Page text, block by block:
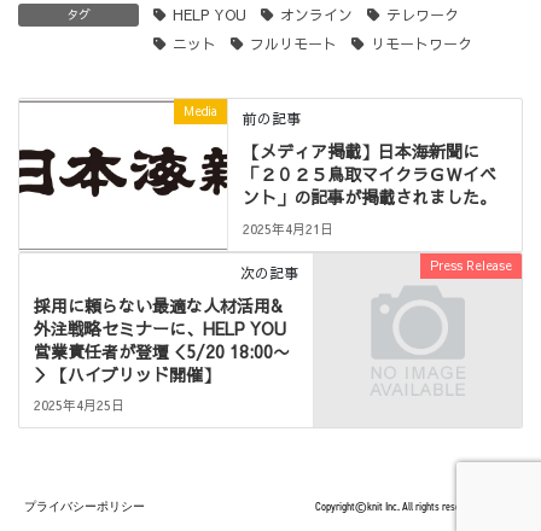
タグ HELP YOU オンライン
テレワーク
ニット
フルリモート リモートワーク
Media 前の記事
【メディア掲載】日本海新聞に
「２０２５鳥取マイクラＧＷイベ
ント」の記事が掲載されました。
2025年4月21日
Press Release
次の記事
採用に頼らない最適な人材活用&
外注戦略セミナーに、HELP YOU
営業責任者が登壇＜5/20 18:00〜
＞【ハイブリッド開催】
2025年4月25日
プライバシーポリシー Copyright©knit Inc. All rights reserved.